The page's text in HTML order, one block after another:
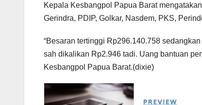
Kepala Kesbangpol Papua Barat
Gerindra, PDIP, Golkar, Nasdem, PKS,
“Besaran tertinggi Rp296.140.758
sah dikalikan Rp2.946 tadi. Uang bantuan
Kesbangpol Papua Barat.(dixie)